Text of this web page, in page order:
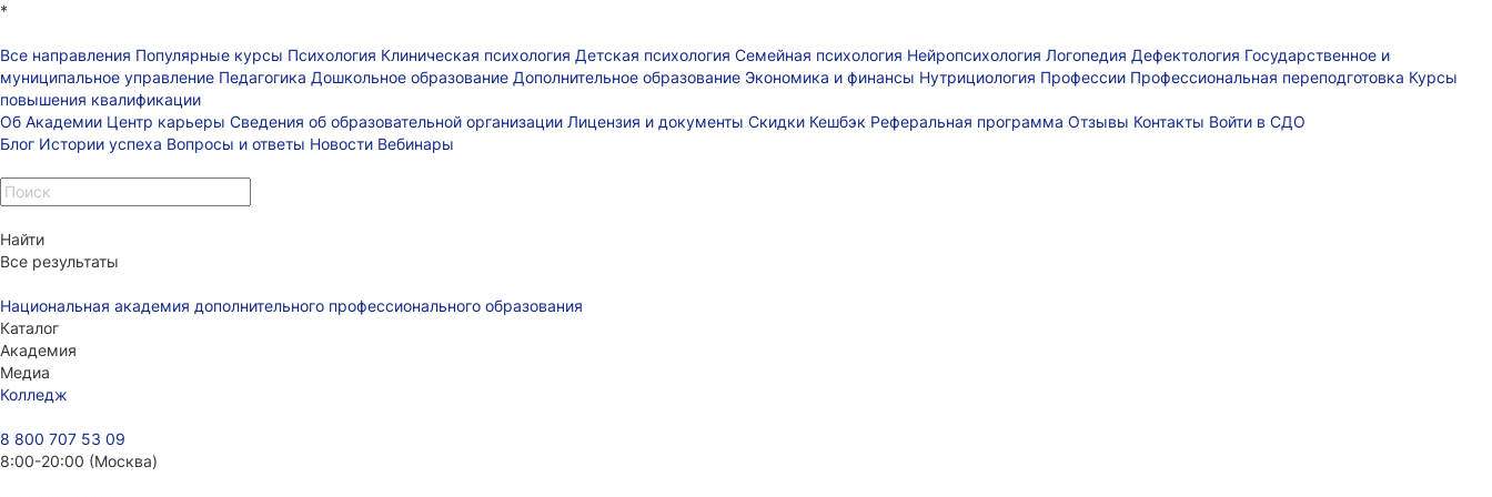
*
Все направления Популярные курсы Психология Клиническая психология Детская психология Семейная психология Нейропсихология Логопедия Дефектология Государственное и
муниципальное управление Педагогика Дошкольное образование Дополнительное образование Экономика и финансы Нутрициология Профессии Профессиональная переподготовка Курсы
повышения квалификации
Об Академии Центр карьеры Сведения об образовательной организации Лицензия и документы Скидки Кешбэк Реферальная программа Отзывы Контакты Войти в СДО
Блог Истории успеха Вопросы и ответы Новости Вебинары
Найти
Все результаты
Национальная академия дополнительного профессионального образования
Каталог
Академия
Медиа
Колледж
8 800 707 53 09
8:00-20:00 (Москва)